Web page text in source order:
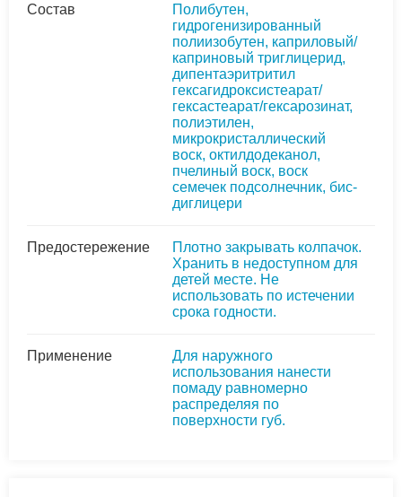
Состав
Полибутен,
гидрогенизированный
полиизобутен, каприловый/
каприновый триглицерид,
дипентаэритритил
гексагидроксистеарат/
гексастеарат/гексарозинат,
полиэтилен,
микрокристаллический
воск, октилдодеканол,
пчелиный воск, воск
семечек подсолнечник, бис-
диглицери
Предостережение
Плотно закрывать колпачок.
Хранить в недоступном для
детей месте. Не
использовать по истечении
срока годности.
Применение
Для наружного
использования нанести
помаду равномерно
распределяя по
поверхности губ.